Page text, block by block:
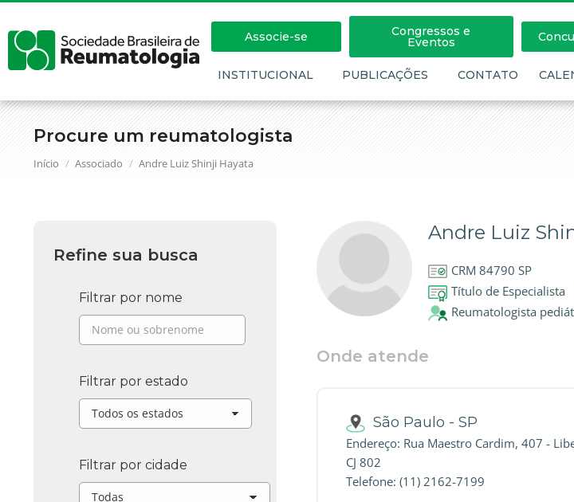
Procure um reumatologista
Você está aqui:
Início Associado Andre Luiz Shinji Hayata
Associe-se Congressos e
Eventos
INSTITUCIONAL PUBLICAÇÕES CONTATO
Andre Luiz
CRM 84790 SP
Título de Especialista
Reumatologista
Onde atende
São Paulo - SP
Endereço: Rua Maestro Cardim, 407 -
CJ 802
Telefone: (11) 2162-7199
Refine sua busca
Filtrar por nome
Filtrar por estado
Filtrar por cidade